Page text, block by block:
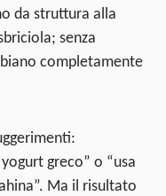
da struttura alla
senza
completamente
greco” o “usa
Ma il risultato